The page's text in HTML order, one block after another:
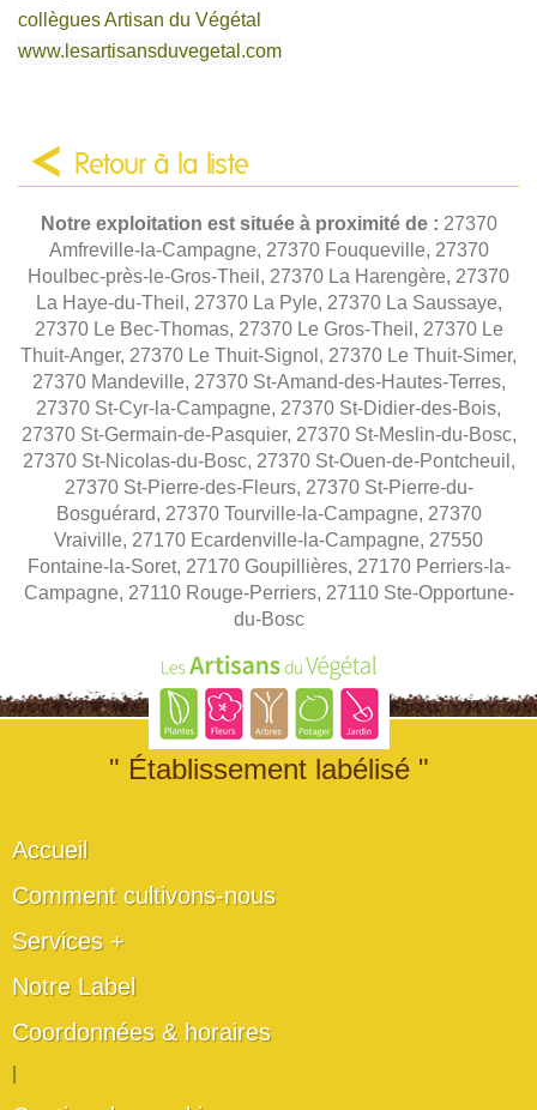
collègues Artisan du Végétal
www.lesartisansduvegetal.com
Retour à la liste
Notre exploitation est située à proximité de : 27370
Amfreville-la-Campagne, 27370 Fouqueville, 27370
Houlbec-près-le-Gros-Theil, 27370 La Harengère, 27370
La Haye-du-Theil, 27370 La Pyle, 27370 La Saussaye,
27370 Le Bec-Thomas, 27370 Le Gros-Theil, 27370 Le
Thuit-Anger, 27370 Le Thuit-Signol, 27370 Le Thuit-Simer,
27370 Mandeville, 27370 St-Amand-des-Hautes-Terres,
27370 St-Cyr-la-Campagne, 27370 St-Didier-des-Bois,
27370 St-Germain-de-Pasquier, 27370 St-Meslin-du-Bosc,
27370 St-Nicolas-du-Bosc, 27370 St-Ouen-de-Pontcheuil,
27370 St-Pierre-des-Fleurs, 27370 St-Pierre-du-
Bosguérard, 27370 Tourville-la-Campagne, 27370
Vraiville, 27170 Ecardenville-la-Campagne, 27550
Fontaine-la-Soret, 27170 Goupillières, 27170 Perriers-la-
Campagne, 27110 Rouge-Perriers, 27110 Ste-Opportune-
du-Bosc
" Établissement labélisé "
Accueil
Comment cultivons-nous
Services +
Notre Label
Coordonnées & horaires